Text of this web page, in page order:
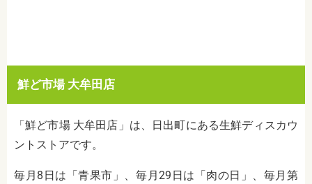
鮮ど市場 大牟田店
「鮮ど市場 大牟田店」は、日出町にある生鮮ディスカウ
ントストアです。
毎月8日は「青果市」、毎月29日は「肉の日」、毎月第